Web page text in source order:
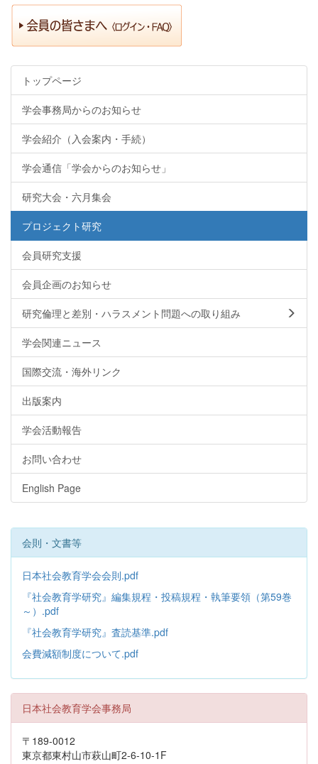
トップページ
学会事務局からのお知らせ
学会紹介（入会案内・手続）
学会通信「学会からのお知らせ」
研究大会・六月集会
プロジェクト研究
会員研究支援
会員企画のお知らせ
研究倫理と差別・ハラスメント問題への取り組み
学会関連ニュース
国際交流・海外リンク
出版案内
学会活動報告
お問い合わせ
English Page
会則・文書等
日本社会教育学会会則.pdf
『社会教育学研究』編集規程・投稿規程・執筆要領（第59巻
～）.pdf
『社会教育学研究』査読基準.pdf
会費減額制度について.pdf
日本社会教育学会事務局
〒189-0012
東京都東村山市萩山町2-6-10-1F